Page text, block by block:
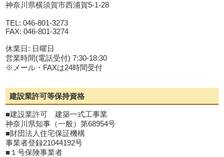
神奈川県横須賀市西浦賀5-1-28
TEL: 046-801-3273
FAX: 046-801-3274
休業日: 日曜日
営業時間(電話受付) 7:30-18:30
※メール・FAXは24時間受付
建設業許可等保持資格
■建設業許可 建築一式工事業
神奈川県知事（一般）第68954号
■財団法人住宅保証機構
事業者登録21044192号
■１号保険事業者